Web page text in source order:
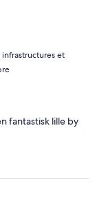
et
fantastisk lille by